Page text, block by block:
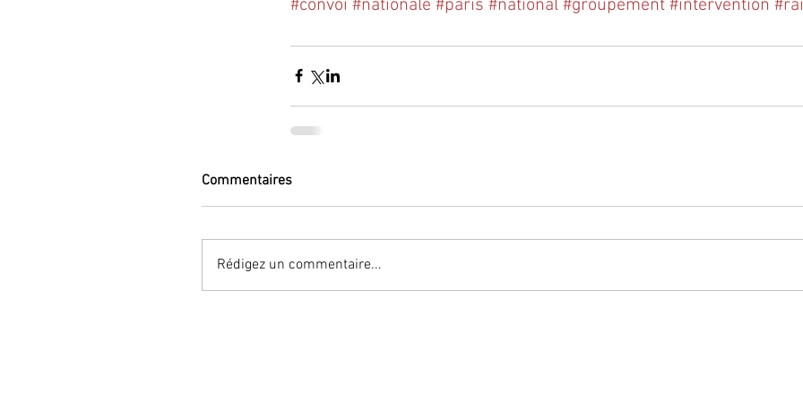
#convoi #nationale #paris #national #groupement #intervention
Commentaires
Rédigez un commentaire...